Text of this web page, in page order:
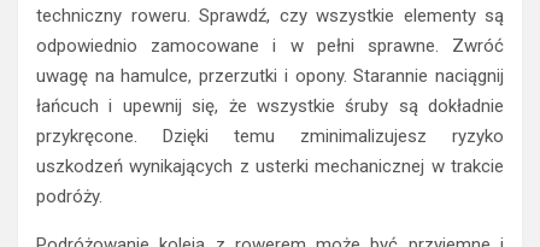
techniczny roweru. Sprawdź, czy wszystkie elementy są
odpowiednio zamocowane i w pełni sprawne. Zwróć
uwagę na hamulce, przerzutki i opony. Starannie naciągnij
łańcuch i upewnij się, że wszystkie śruby są dokładnie
przykręcone. Dzięki temu zminimalizujesz ryzyko
uszkodzeń wynikających z usterki mechanicznej w trakcie
podróży.